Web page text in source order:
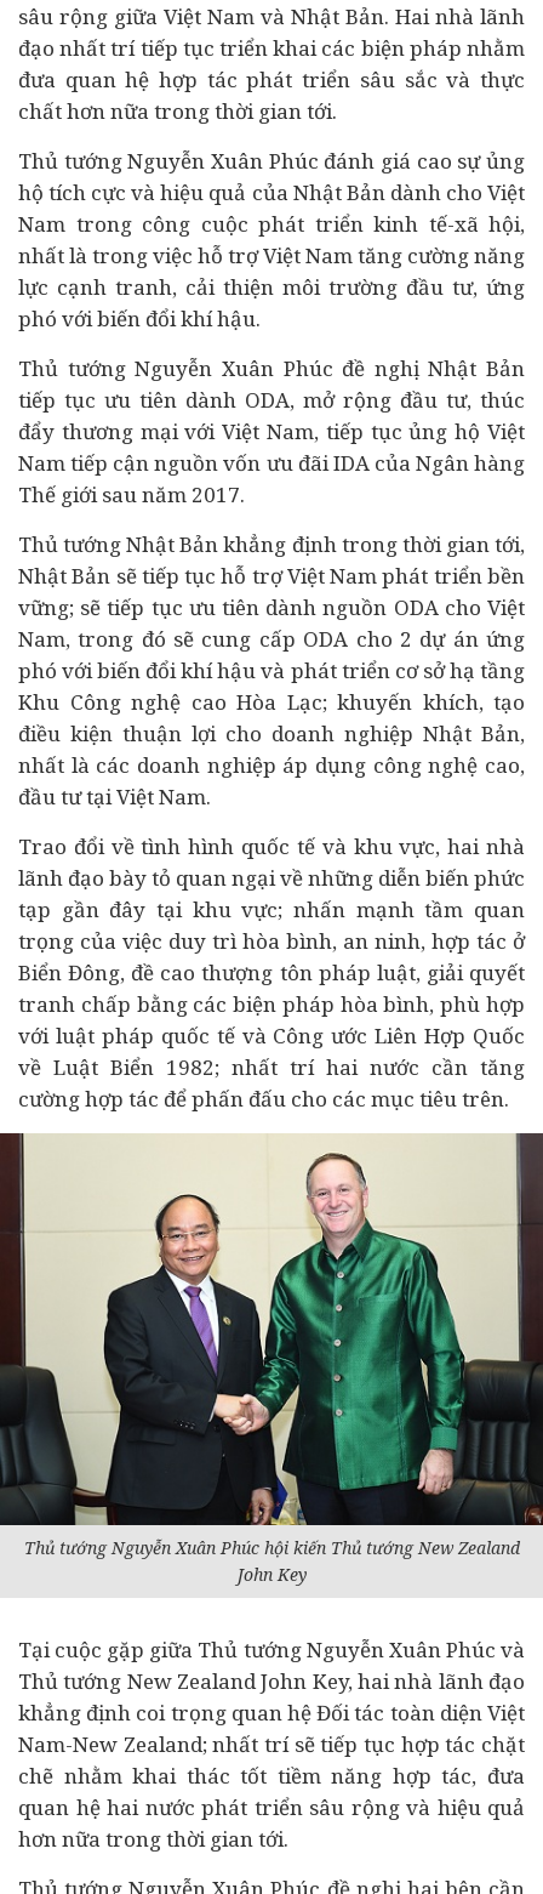
sâu rộng giữa Việt Nam và Nhật Bản. Hai nhà lãnh
đạo nhất trí tiếp tục triển khai các biện pháp nhằm
đưa quan hệ hợp tác phát triển sâu sắc và thực
chất hơn nữa trong thời gian tới.
Thủ tướng Nguyễn Xuân Phúc đánh giá cao sự ủng
hộ tích cực và hiệu quả của Nhật Bản dành cho Việt
Nam trong công cuộc phát triển kinh tế-xã hội,
nhất là trong việc hỗ trợ Việt Nam tăng cường năng
lực cạnh tranh, cải thiện môi trường đầu tư, ứng
phó với biến đổi khí hậu.
Thủ tướng Nguyễn Xuân Phúc đề nghị Nhật Bản
tiếp tục ưu tiên dành ODA, mở rộng đầu tư, thúc
đẩy thương mại với Việt Nam, tiếp tục ủng hộ Việt
Nam tiếp cận nguồn vốn ưu đãi IDA của Ngân hàng
Thế giới sau năm 2017.
Thủ tướng Nhật Bản khẳng định trong thời gian tới,
Nhật Bản sẽ tiếp tục hỗ trợ Việt Nam phát triển bền
vững; sẽ tiếp tục ưu tiên dành nguồn ODA cho Việt
Nam, trong đó sẽ cung cấp ODA cho 2 dự ánứng
phó với biến đổi khí hậu và phát triển cơ sở hạ tầng
Khu Công nghệ cao Hòa Lạc; khuyến khích, tạo
điều kiện thuận lợi cho doanh nghiệp Nhật Bản,
nhất là các doanh nghiệp áp dụng công nghệ cao,
đầu tư tại Việt Nam.
Trao đổi về tình hình quốc tế và khu vực, hai nhà
lãnh đạo bày tỏ quan ngại về những diễn biến phức
tạp gần đây tại khu vực; nhấn mạnh tầm quan
trọng của việc duy trì hòa bình, an ninh, hợp tác ở
Biển Đông, đề cao thượng tôn pháp luật, giải quyết
tranh chấp bằng các biện pháp hòa bình, phù hợp
với luật pháp quốc tế và Công ước Liên Hợp Quốc
về Luật Biển 1982; nhất trí hai nước cần tăng
cường hợp tác để phấn đấu cho các mục tiêu trên.
Thủ tướng Nguyễn Xuân Phúc hội kiến Thủ tướng New Zealand
John Key
Tại cuộc gặp giữa Thủ tướng Nguyễn Xuân Phúc và
Thủ tướng New Zealand John Key, hai nhà lãnh đạo
khẳng định coi trọng quan hệ Đối tác toàn diện Việt
Nam-New Zealand; nhất trí sẽ tiếp tục hợp tác chặt
chẽ nhằm khai thác tốt tiềm năng hợp tác, đưa
quan hệ hai nước phát triển sâu rộng và hiệu quả
hơn nữa trong thời gian tới.